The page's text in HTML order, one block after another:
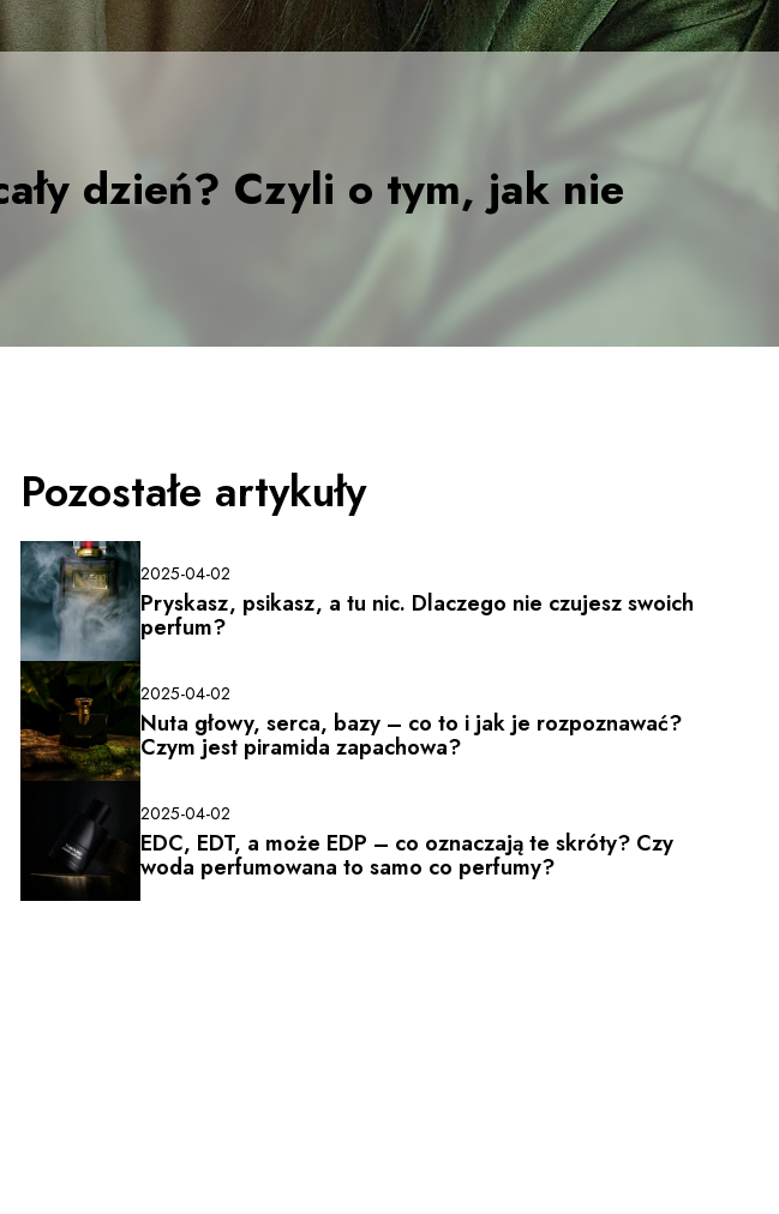
dzień? Czyli o tym, jak nie
Pozostałe artykuły
2025-04-02
Pryskasz, psikasz, a tu nic. Dlaczego nie czujesz swoich
perfum?
2025-04-02
Nuta głowy, serca, bazy – co to i jak je rozpoznawać?
Czym jest piramida zapachowa?
2025-04-02
EDC, EDT, a może EDP – co oznaczają te skróty? Czy
woda perfumowana to samo co perfumy?